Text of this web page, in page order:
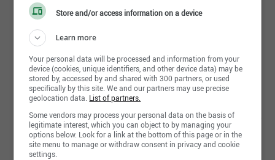
Postuler maintenant
D'autres offres de IGA Complexe Desjardins qui pourraient
t'intéresser
Offre d'emploi | Boucher | Montréal,QC
Offre d'emploi | Assistant-gérant de rayon | Montréal,QC
Store and/or access information on a device
Learn more
Your personal data will be processed and information from your
device (cookies, unique identifiers, and other device data) may be
stored by, accessed by and shared with 300 partners, or used
specifically by this site. We and our partners may use precise
geolocation data. List of partners.
Some vendors may process your personal data on the basis of
legitimate interest, which you can object to by managing your
options below. Look for a link at the bottom of this page or in the
site menu to manage or withdraw consent in privacy and cookie
settings.